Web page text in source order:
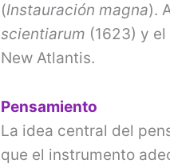
(Instauración magna).
scientiarum (1623) y el
New Atlantis.
Pensamiento
La idea central del
que el instrumento